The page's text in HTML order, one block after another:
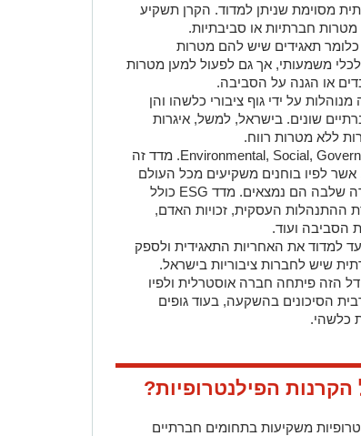
מסוימת שניתן למדוד. הקרן תשקיע
חברתיות או סביבתיות.
כלומר תאגידים שיש להם מטרות
משמעותי, אך גם לפעול למען מטרות
או הגנה על הסביבה.
על ידי גוף ציבורי כלשהו והן
שונים. בישראל, למשל, איגרות
ללא מטרות רווח.
Environmental, Social,. מדד זה
אשר לפיו בוחנים משקיעים מכל העולם
שלבה הם נמצאים. מדד ESG כולל
ההתנהלות העסקית, זכויות האדם,
הסביבה ועוד.
למדוד את האחריות התאגידית ולספק
שיש לחברות ציבוריות בישראל.
הזה פיתחה חברה אוסטרלית ולפיו
הסיכונים בהשקעה, בעוד גופים
כלשהי.
הפילנטרופיות?
משקיעות בתחומים חברתיים